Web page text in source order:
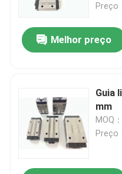
Preço
Melhor preço
Guia
mm
MOQ
Preço